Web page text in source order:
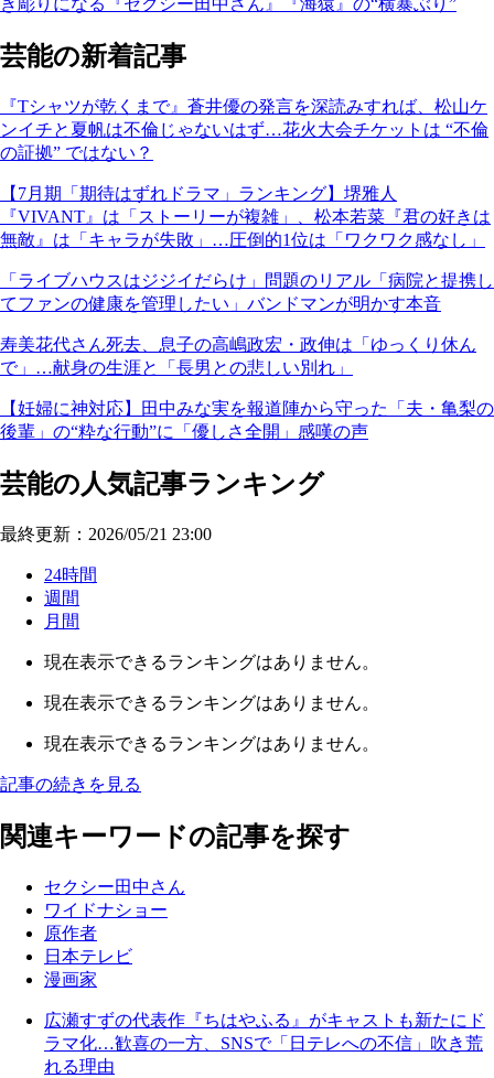
き彫りになる『セクシー田中さん』『海猿』の“横暴ぶり”
芸能の新着記事
『Tシャツが乾くまで』蒼井優の発言を深読みすれば、松山ケ
ンイチと夏帆は不倫じゃないはず…花火大会チケットは “不倫
の証拠” ではない？
【7月期「期待はずれドラマ」ランキング】堺雅人
『VIVANT』は「ストーリーが複雑」、松本若菜『君の好きは
無敵』は「キャラが失敗」…圧倒的1位は「ワクワク感なし」
「ライブハウスはジジイだらけ」問題のリアル「病院と提携し
てファンの健康を管理したい」バンドマンが明かす本音
寿美花代さん死去、息子の高嶋政宏・政伸は「ゆっくり休ん
で」…献身の生涯と「長男との悲しい別れ」
【妊婦に神対応】田中みな実を報道陣から守った「夫・亀梨の
後輩」の“粋な行動”に「優しさ全開」感嘆の声
芸能の人気記事ランキング
最終更新：2026/05/21 23:00
24時間
週間
月間
現在表示できるランキングはありません。
現在表示できるランキングはありません。
現在表示できるランキングはありません。
記事の続きを見る
関連キーワードの記事を探す
セクシー田中さん
ワイドナショー
原作者
日本テレビ
漫画家
広瀬すずの代表作『ちはやふる』がキャストも新たにド
ラマ化…歓喜の一方、SNSで「日テレへの不信」吹き荒
れる理由